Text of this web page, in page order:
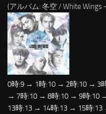
(アルバム: 冬空 / White Wings
0時:9 → 1時:10 → 2時:10 → 3
→ 7時:10 → 8時:10 → 9時:10
13時:13 → 14時:13 → 15時